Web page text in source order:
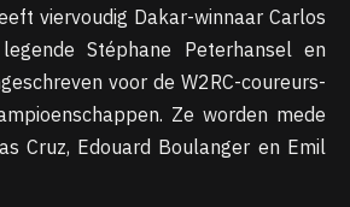
viervoudig Dakar-winnaar Carlos
Stéphane Peterhansel en
voor de W2RC-coureurs-
Ze worden mede
Cruz, Edouard Boulanger en Emil